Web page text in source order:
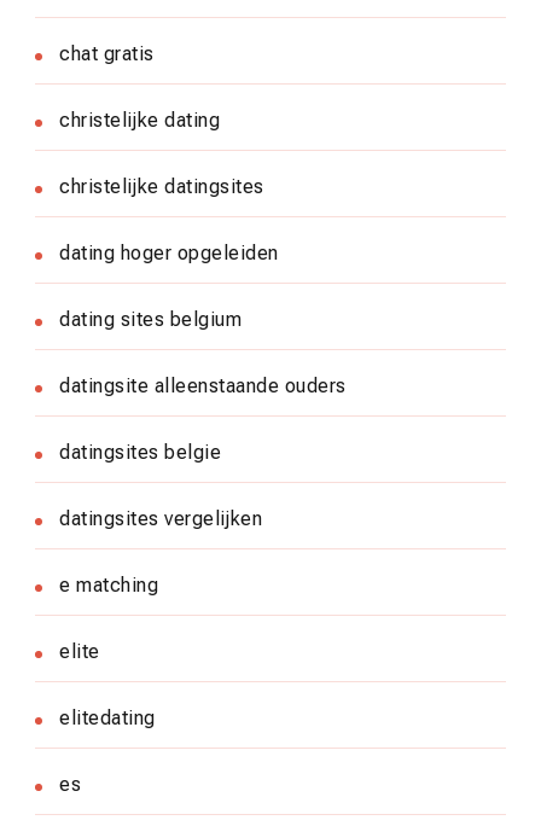
chat gratis
christelijke dating
christelijke datingsites
dating hoger opgeleiden
dating sites belgium
datingsite alleenstaande ouders
datingsites belgie
datingsites vergelijken
e matching
elite
elitedating
es